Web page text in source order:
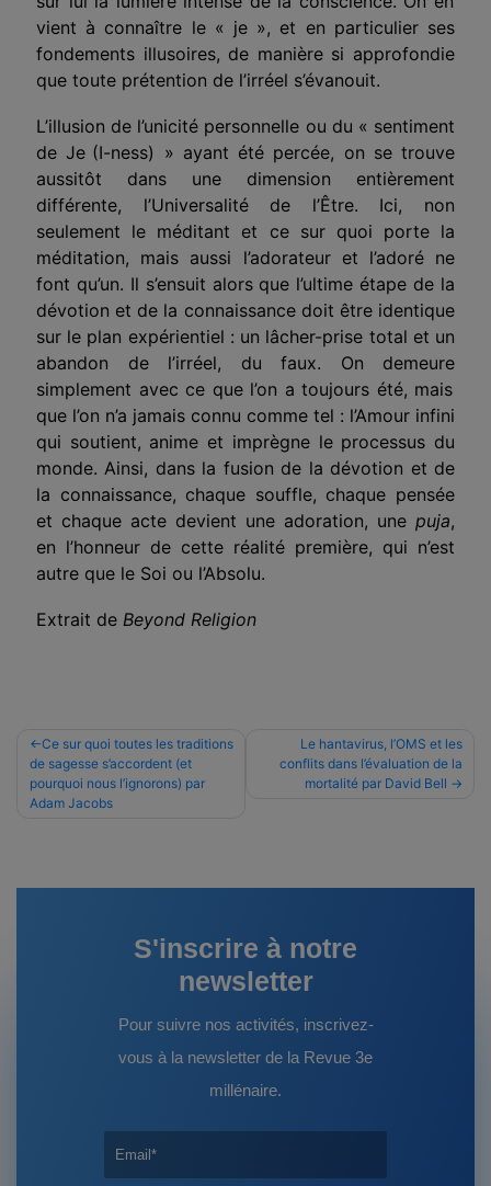
vient à connaître le « je », et en particulier ses
fondements illusoires, de manière si approfondie
que toute prétention de l’irréel s’évanouit.
L’illusion de l’unicité personnelle ou du « sentiment
de Je (I-ness) » ayant été percée, on se trouve
aussitôt dans une dimension entièrement
différente, l’Universalité de l’Être. Ici, non
seulement le méditant et ce sur quoi porte la
méditation, mais aussi l’adorateur et l’adoré ne
font qu’un. Il s’ensuit alors que l’ultime étape de la
dévotion et de la connaissance doit être identique
sur le plan expérientiel : un lâcher-prise total et un
abandon de l’irréel, du faux. On demeure
simplement avec ce que l’on a toujours été, mais
que l’on n’a jamais connu comme tel : l’Amour infini
qui soutient, anime et imprègne le processus du
monde. Ainsi, dans la fusion de la dévotion et de
la connaissance, chaque souffle, chaque pensée
et chaque acte devient une adoration, une puja,
en l’honneur de cette réalité première, qui n’est
autre que le Soi ou l’Absolu.
Extrait de Beyond Religion
Navigation
de
l’article
Ce sur quoi toutes les traditions
de sagesse s’accordent (et
pourquoi nous l’ignorons) par
Adam Jacobs
Le hantavirus, l’OMS et les
conflits dans l’évaluation de la
mortalité par David Bell
S'inscrire à notre
newsletter
Pour suivre nos activités, inscrivez-
vous à la newsletter de la Revue 3e
millénaire.